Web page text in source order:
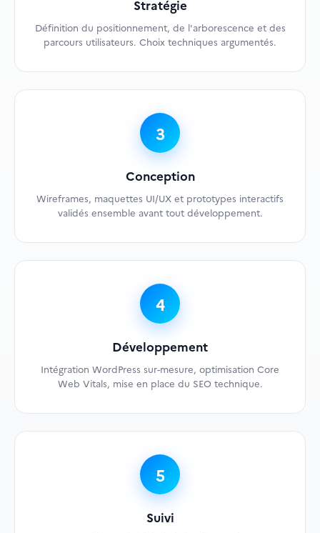
Stratégie
Définition du positionnement, de l'arborescence et des
parcours utilisateurs. Choix techniques argumentés.
3
Conception
Wireframes, maquettes UI/UX et prototypes interactifs
validés ensemble avant tout développement.
4
Développement
Intégration WordPress sur-mesure, optimisation Core
Web Vitals, mise en place du SEO technique.
5
Suivi